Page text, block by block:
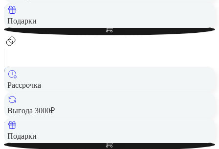
Подарки
Вернем до
Рассрочка
Выгода 3000₽
Подарки
Смарт-часы HONOR Watch 5 Black (STL-B19)
8 990 ₽
Вернем до